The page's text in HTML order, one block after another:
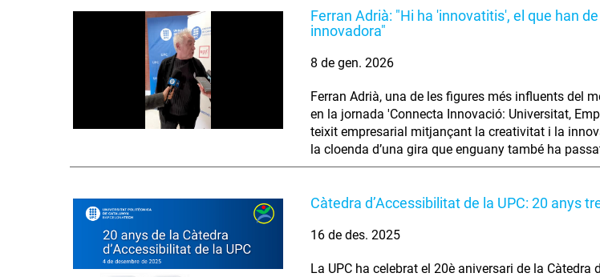
Ferran Adrià: "Hi ha 'innovatitis', el que han
innovadora"
8 de gen. 2026
Ferran Adrià, una de les figures més influents del
en la jornada 'Connecta Innovació: Universitat,
teixit empresarial mitjançant la creativitat i la
la cloenda d’una gira que enguany també ha
Càtedra d’Accessibilitat de la UPC: 20 anys
16 de des. 2025
La UPC ha celebrat el 20è aniversari de la Càtedra